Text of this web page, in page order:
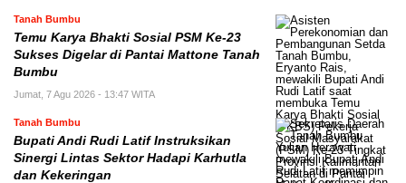
Tanah Bumbu
Temu Karya Bhakti Sosial PSM Ke-23
Sukses Digelar di Pantai Mattone Tanah
Bumbu
Jumat, 7 Agu 2026 - 13:47 WITA
Tanah Bumbu
Bupati Andi Rudi Latif Instruksikan
Sinergi Lintas Sektor Hadapi Karhutla
dan Kekeringan